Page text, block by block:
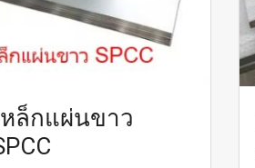
หล็กแผ่นขาว